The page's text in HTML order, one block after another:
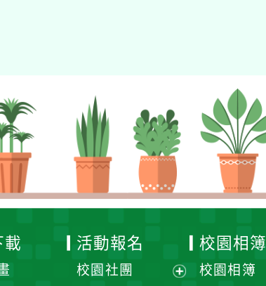
載 活動報名
校園社團
校園相簿
校園相簿